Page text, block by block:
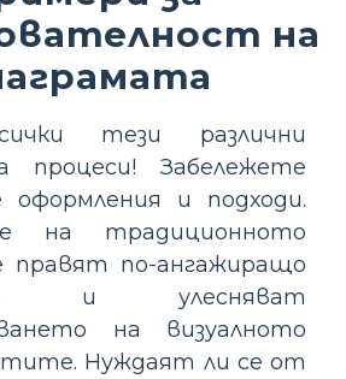
на
тези различни
процеси! Забележете
оформления и подходи.
на традиционното
правят по-ангажиращо
и улесняват
на визуалното
Нуждаят ли се от